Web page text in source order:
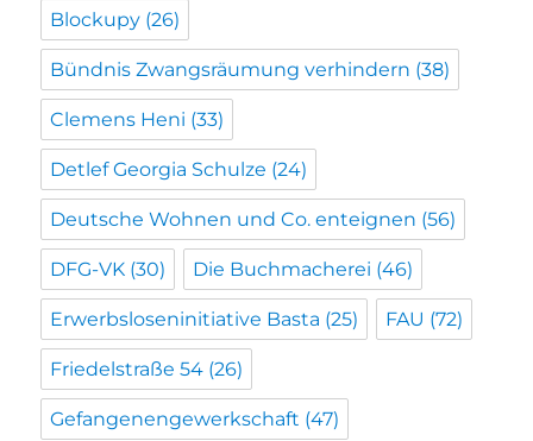
Blockupy (26)
Bündnis Zwangsräumung verhindern (38)
Clemens Heni (33)
Detlef Georgia Schulze (24)
Deutsche Wohnen und Co. enteignen (56)
DFG-VK (30) Die Buchmacherei (46)
Erwerbsloseninitiative Basta (25) FAU (72)
Friedelstraße 54 (26)
Gefangenengewerkschaft (47)